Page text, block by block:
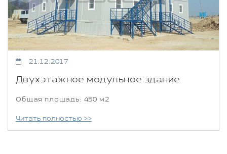
21.12.2017
Двухэтажное модульное здание
Общая площадь: 450 м2
Читать полностью >>